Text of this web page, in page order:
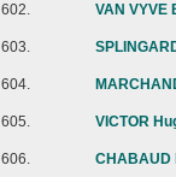
602. VAN VYVE
603.
604.
605. VICTOR
606. CHABAUD